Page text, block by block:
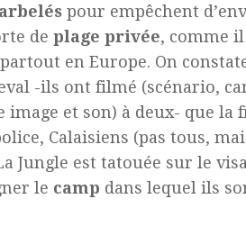
pour empêchent
de plage privée, comme
en Europe. On
-ils ont filmé (scénario,
et son) à deux- que la
Calaisiens (pas tous,
Jungle est tatouée sur le
le camp dans lequel ils